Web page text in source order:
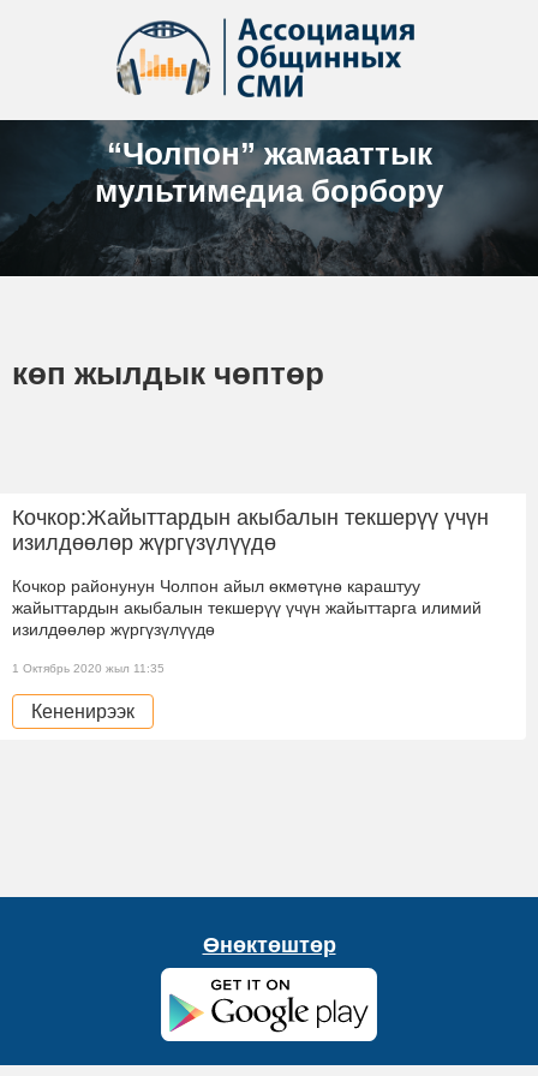
“Чолпон” жамааттык
мультимедиа борбору
көп жылдык чөптөр
Кочкор:Жайыттардын акыбалын текшерүү үчүн
изилдөөлөр жүргүзүлүүдө
Кочкор районунун Чолпон айыл өкмөтүнө караштуу
жайыттардын акыбалын текшерүү үчүн жайыттарга илимий
изилдөөлөр жүргүзүлүүдө
1 Октябрь 2020 жыл 11:35
Кененирээк
Өнөктөштөр